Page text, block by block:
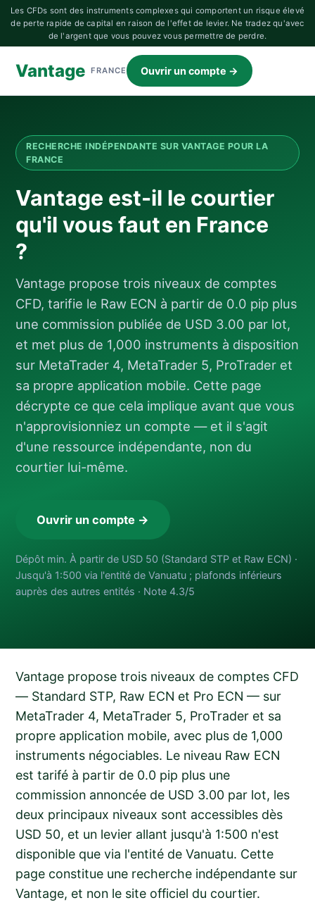
Les CFDs sont des instruments complexes qui comportent un risque élevé
de perte rapide de capital en raison de l'effet de levier. Ne tradez qu'avec
de l'argent que vous pouvez vous permettre de perdre.
Vantage FRANCE Ouvrir un compte →
RECHERCHE INDÉPENDANTE SUR VANTAGE POUR LA
FRANCE
Vantage est-il le courtier
qu'il vous faut en France
?
Vantage propose trois niveaux de comptes
CFD, tarifie le Raw ECN à partir de 0.0 pip plus
une commission publiée de USD 3.00 par lot,
et met plus de 1,000 instruments à disposition
sur MetaTrader 4, MetaTrader 5, ProTrader et
sa propre application mobile. Cette page
décrypte ce que cela implique avant que vous
n'approvisionniez un compte — et il s'agit
d'une ressource indépendante, non du
courtier lui-même.
Ouvrir un compte →
Dépôt min. À partir de USD 50 (Standard STP et Raw ECN) ·
Jusqu'à 1:500 via l'entité de Vanuatu ; plafonds inférieurs
auprès des autres entités · Note 4.3/5
Vantage propose trois niveaux de comptes CFD
— Standard STP, Raw ECN et Pro ECN — sur
MetaTrader 4, MetaTrader 5, ProTrader et sa
propre application mobile, avec plus de 1,000
instruments négociables. Le niveau Raw ECN
est tarifé à partir de 0.0 pip plus une
commission annoncée de USD 3.00 par lot, les
deux principaux niveaux sont accessibles dès
USD 50, et un levier allant jusqu'à 1:500 n'est
disponible que via l'entité de Vanuatu. Cette
page constitue une recherche indépendante sur
Vantage, et non le site officiel du courtier.